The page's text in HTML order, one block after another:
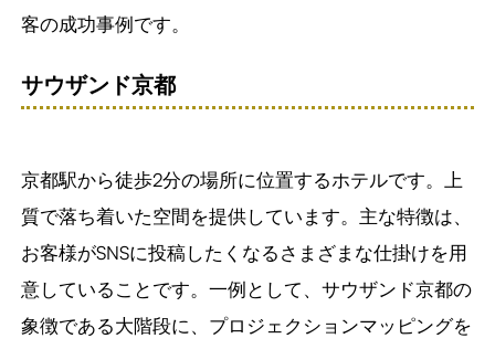
客の成功事例です。
サウザンド京都
京都駅から徒歩2分の場所に位置するホテルです。上
質で落ち着いた空間を提供しています。主な特徴は、
お客様がSNSに投稿したくなるさまざまな仕掛けを用
意していることです。一例として、サウザンド京都の
象徴である大階段に、プロジェクションマッピングを